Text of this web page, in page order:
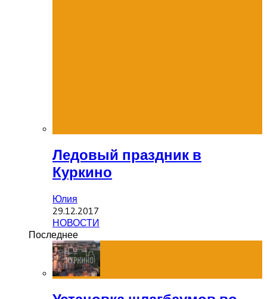
Ледовый праздник в
Куркино
Юлия
29.12.2017
НОВОСТИ
Последнее